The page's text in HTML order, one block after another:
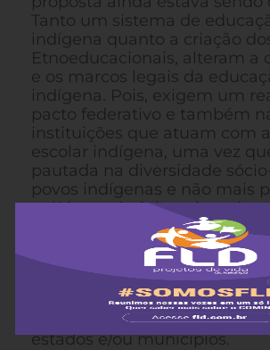
Tanto um sistema de
indígena quanto a criação
Etnoeducacionais, alteram a
e os marcos legais da
indígena. Pois, exigem um
pacto federativo e também
instituições que atuam com
escolar indígena, uma vez
pautada na diversidade
povos indígenas e não mais
políticos administrativos dos
municípios. No entanto, tal
constituiu-se em diferentes
posicionamentos a respeito,
incerteza, recusa, aceitação,
debate e adequação da
limites político-
estados e/ou municípios.